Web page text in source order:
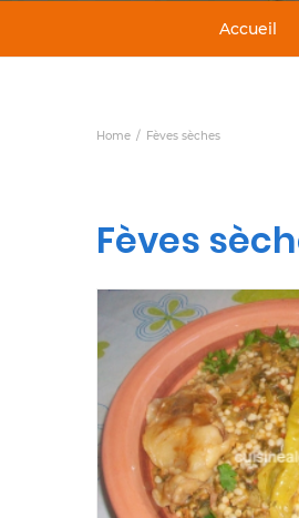
Accueil
Home Fèves sèches
Fèves